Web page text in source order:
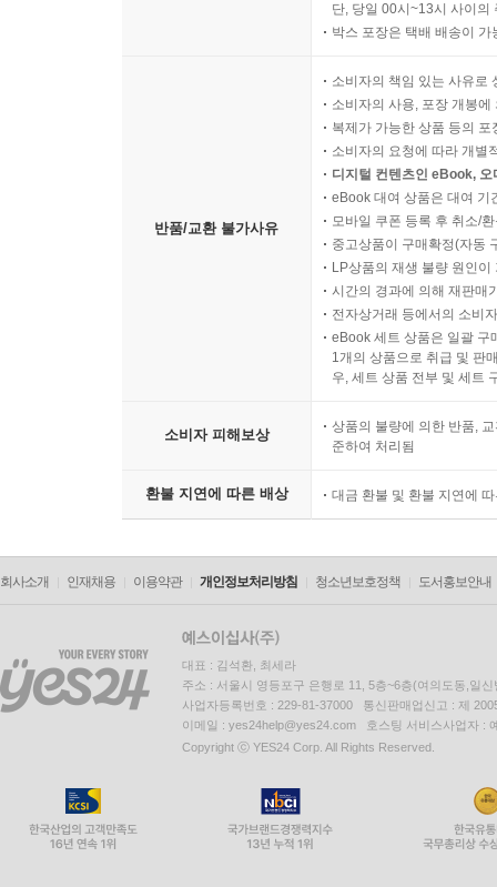
단, 당일 00시~13시 사이의
박스 포장은 택배 배송이
반품/교환 불가사유
소비자의 책임 있는 사유로
소비자의 사용, 포장 개봉
복제가 가능한 상품 등의
소비자의 요청에 따라 개별
디지털 컨텐츠인 eBook,
eBook 대여 상품은 대여 기
모바일 쿠폰 등록 후 취소/
중고상품이 구매확정(자동
LP상품의 재생 불량 원인
시간의 경과에 의해 재판매
전자상거래 등에서의 소비
eBook 세트 상품은 일괄 구
1개의 상품으로 취급 및 판
우, 세트 상품 전부 및 세트
소비자 피해보상
상품의 불량에 의한 반품,
준하여 처리됨
환불 지연에 따른 배상 대금 환불 및 환불 지연에
회사소개 인재채용 이용약관 개인정보처리방침 청소년보호정책 도서홍보안내
대표 : 김석환, 최세라
주소 : 서울시 영등포구 은행로 11, 5층~6층(여의도동,일신
사업자등록번호 : 229-81-37000 통신판매업신고 : 제
이메일 : yes24help@yes24.com 호스팅 서비스사업자 :
Copyright ⓒ YES24 Corp. All Rights Reserved.